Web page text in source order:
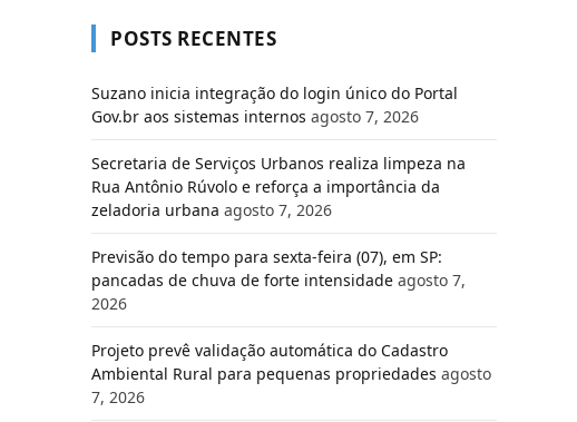
POSTS RECENTES
Suzano inicia integração do login único do Portal
Gov.br aos sistemas internos agosto 7, 2026
Secretaria de Serviços Urbanos realiza limpeza na
Rua Antônio Rúvolo e reforça a importância da
zeladoria urbana agosto 7, 2026
Previsão do tempo para sexta-feira (07), em SP:
pancadas de chuva de forte intensidade agosto 7,
2026
Projeto prevê validação automática do Cadastro
Ambiental Rural para pequenas propriedades agosto
7, 2026